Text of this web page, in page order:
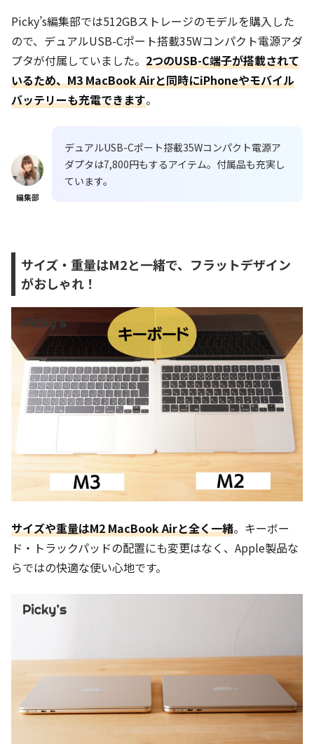
Picky’s編集部では512GBストレージのモデルを購入した
ので、デュアルUSB-Cポート搭載35Wコンパクト電源アダ
プタが付属していました。 2つのUSB-C端子が搭載されて
いるため、M3 MacBook Airと同時にiPhoneやモバイル
バッテリーも充電できます。
編集部
デュアルUSB-Cポート搭載35Wコンパクト電源ア
ダプタは7,800円もするアイテム。付属品も充実し
ています。
サイズ・重量はM2と一緒で、フラットデザイン
がおしゃれ！
サイズや重量はM2 MacBook Airと全く一緒。キーボー
ド・トラックパッドの配置にも変更はなく、Apple製品な
らではの快適な使い心地です。